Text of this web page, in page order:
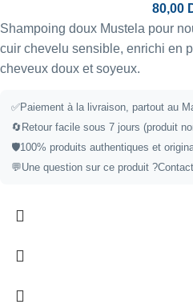
80,00
Shampoing doux Mustela pour
cuir chevelu sensible, enrichi en
cheveux doux et soyeux.
✅Paiement à la livraison, partout au
🔄Retour facile sous 7 jours (produit
🛡️100% produits authentiques et
💬Une question sur ce produit ?